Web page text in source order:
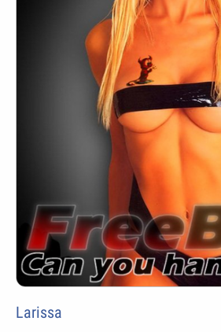
Larissa